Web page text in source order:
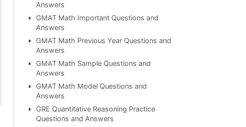
Answers
GMAT Math Important Questions and
Answers
GMAT Math Previous Year Questions and
Answers
GMAT Math Sample Questions and
Answers
GMAT Math Model Questions and
Answers
GRE Quantitative Reasoning Practice
Questions and Answers